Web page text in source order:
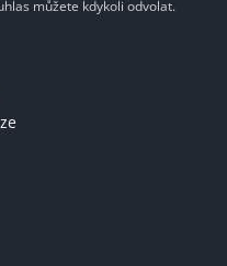
můžete kdykoli odvolat.